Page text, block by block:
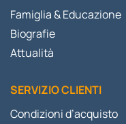
Famiglia & Educazione
Biografie
Attualità
SERVIZIO CLIENTI
Condizioni d’acquisto